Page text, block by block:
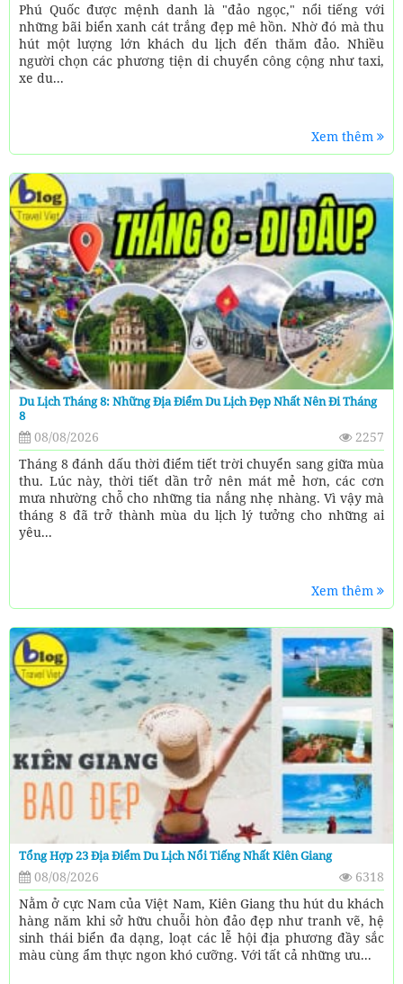
Phú Quốc được mệnh danh là "đảo ngọc," nổi tiếng với
những bãi biển xanh cát trắng đẹp mê hồn. Nhờ đó mà thu
hút một lượng lớn khách du lịch đến thăm đảo. Nhiều
người chọn các phương tiện di chuyển công cộng như taxi,
xe du...
Xem thêm
Du Lịch Tháng 8: Những Địa Điểm Du Lịch Đẹp Nhất Nên Đi Tháng
8
08/08/2026
2257
Tháng 8 đánh dấu thời điểm tiết trời chuyển sang giữa mùa
thu. Lúc này, thời tiết dần trở nên mát mẻ hơn, các cơn
mưa nhường chỗ cho những tia nắng nhẹ nhàng. Vì vậy mà
tháng 8 đã trở thành mùa du lịch lý tưởng cho những ai
yêu...
Xem thêm
Tổng Hợp 23 Địa Điểm Du Lịch Nổi Tiếng Nhất Kiên Giang
08/08/2026
6318
Nằm ở cực Nam của Việt Nam, Kiên Giang thu hút du khách
hàng năm khi sở hữu chuỗi hòn đảo đẹp như tranh vẽ, hệ
sinh thái biển đa dạng, loạt các lễ hội địa phương đầy sắc
màu cùng ẩm thực ngon khó cưỡng. Với tất cả những ưu...